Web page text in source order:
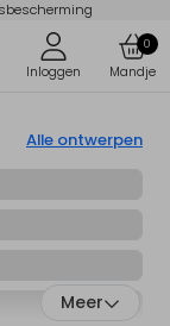
0
Alle ontwerpen
Meer